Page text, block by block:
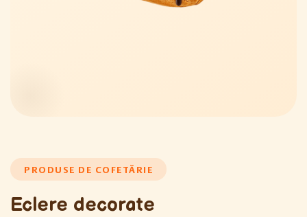
PRODUSE DE COFETĂRIE
Eclere decorate